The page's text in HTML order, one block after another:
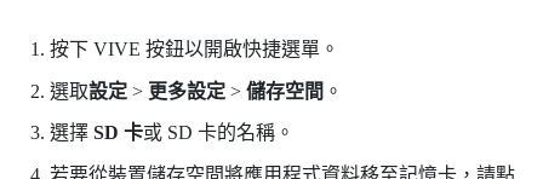
按下 VIVE 按鈕以開啟快捷選單。
選取設定> 更多設定> 儲存空間 。
選擇 SD 卡或 SD 卡的名稱。
若要從裝置儲存空間將應用程式資料移至記憶卡，請點